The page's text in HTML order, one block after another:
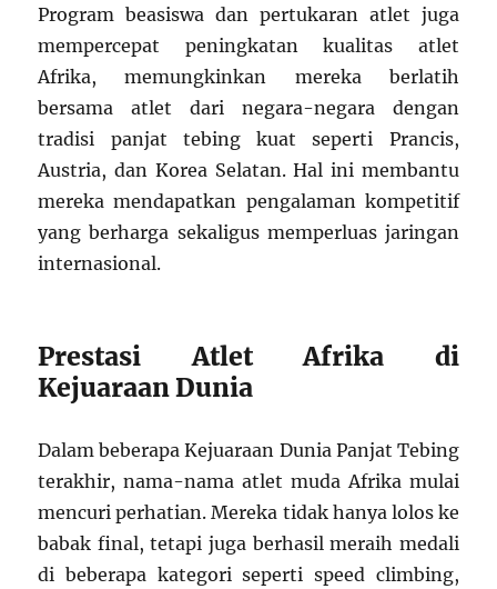
Program beasiswa dan pertukaran atlet juga
mempercepat peningkatan kualitas atlet
Afrika, memungkinkan mereka berlatih
bersama atlet dari negara-negara dengan
tradisi panjat tebing kuat seperti Prancis,
Austria, dan Korea Selatan. Hal ini membantu
mereka mendapatkan pengalaman kompetitif
yang berharga sekaligus memperluas jaringan
internasional.
Prestasi Atlet Afrika di
Kejuaraan Dunia
Dalam beberapa Kejuaraan Dunia Panjat Tebing
terakhir, nama-nama atlet muda Afrika mulai
mencuri perhatian. Mereka tidak hanya lolos ke
babak final, tetapi juga berhasil meraih medali
di beberapa kategori seperti speed climbing,